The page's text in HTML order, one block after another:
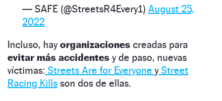
— SAFE (@StreetsR4Every1) August 25,
2022
Incluso, hayorganizaciones creadas para
evitar más accidentes y de paso, nuevas
víctimas: Streets Are for Everyone yStreet
Racing Kills son dos de ellas.